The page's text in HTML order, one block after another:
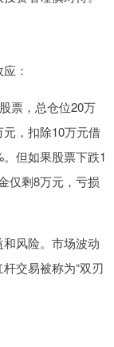
：
票，总仓位20万
，扣除10万元借
但如果股票下跌1
仅剩8万元，亏损
风险。市场波动
交易被称为“双刃